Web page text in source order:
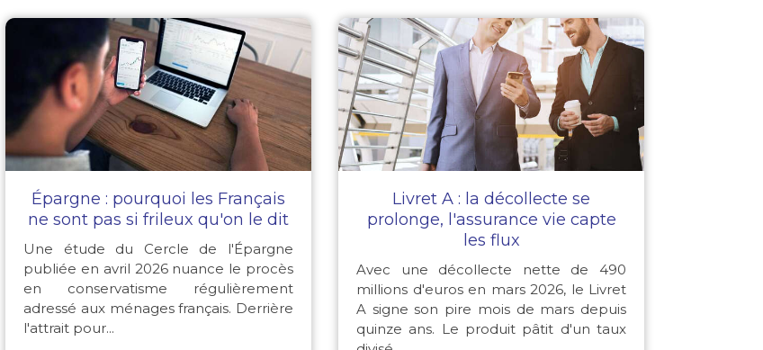
Épargne : pourquoi les Français
ne sont pas si frileux qu'on le dit
Une étude du Cercle de l'Épargne
publiée en avril 2026 nuance le procès
en conservatisme régulièrement
adressé aux ménages français. Derrière
l'attrait pour...
Livret A : la décollecte se
prolonge, l'assurance vie capte
les flux
Avec une décollecte nette de 490
millions d'euros en mars 2026, le Livret
A signe son pire mois de mars depuis
quinze ans. Le produit pâtit d'un taux